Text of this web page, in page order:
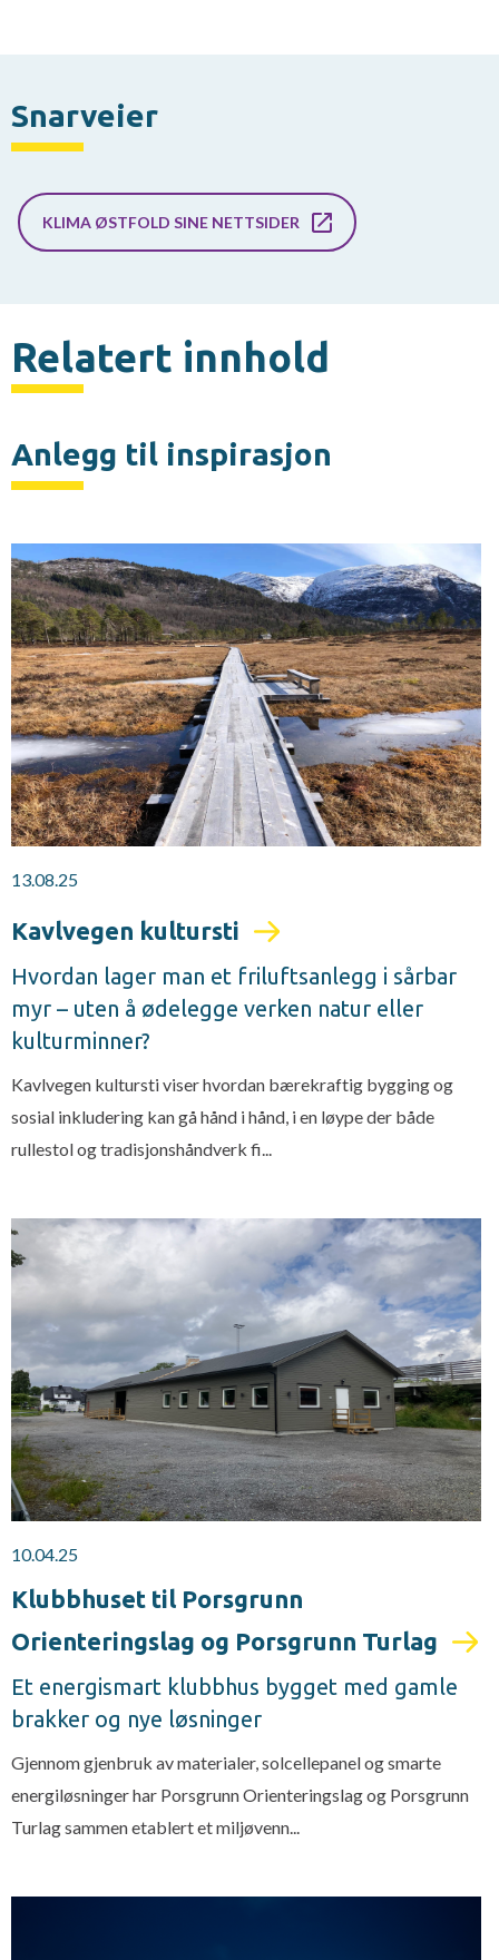
Snarveier
KLIMA ØSTFOLD SINE NETTSIDER
Relatert innhold
Anlegg til inspirasjon
13.08.25
Kavlvegen kultursti
Hvordan lager man et friluftsanlegg i sårbar
myr – uten å ødelegge verken natur eller
kulturminner?
Kavlvegen kultursti viser hvordan bærekraftig bygging og
sosial inkludering kan gå hånd i hånd, i en løype der både
rullestol og tradisjonshåndverk fi...
10.04.25
Klubbhuset til Porsgrunn
Orienteringslag og Porsgrunn Turlag
Et energismart klubbhus bygget med gamle
brakker og nye løsninger
Gjennom gjenbruk av materialer, solcellepanel og smarte
energiløsninger har Porsgrunn Orienteringslag og Porsgrunn
Turlag sammen etablert et miljøvenn...